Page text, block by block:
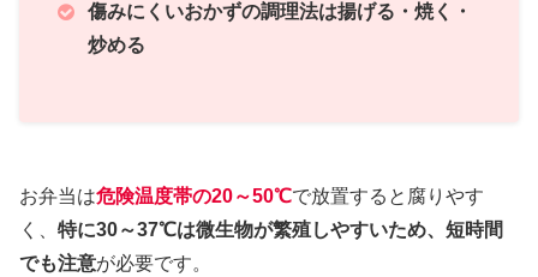
傷みにくいおかずの調理法は揚げる・焼く・
炒める
お弁当は危険温度帯の20～50℃で放置すると腐りやす
く、 特に30～37℃は微生物が繁殖しやすいため、短時間
でも注意が必要です。